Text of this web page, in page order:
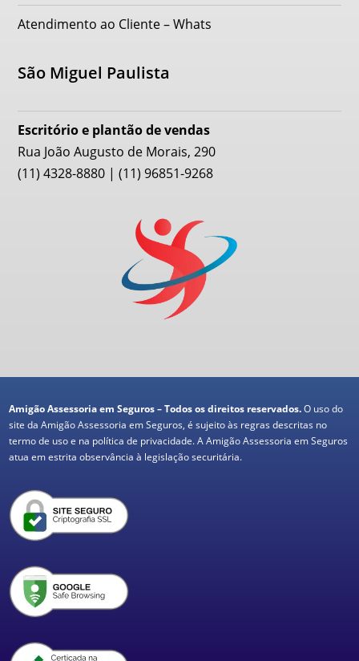
Atendimento ao Cliente – Whats
São Miguel Paulista
Escritório e plantão de vendas
Rua João Augusto de Morais, 290
(11) 4328-8880 | (11) 96851-9268
Amigão Assessoria em Seguros – Todos os direitos reservados.O uso do
site da Amigão Assessoria em Seguros, é sujeito às regras descritas no
termo de uso e na política de privacidade. A Amigão Assessoria em Seguros
atua em estrita observância à legislação securitária.